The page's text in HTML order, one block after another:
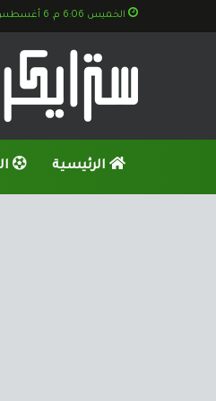
الخميس 6:06 م, 6 أغسطس 2026
الرئيسية